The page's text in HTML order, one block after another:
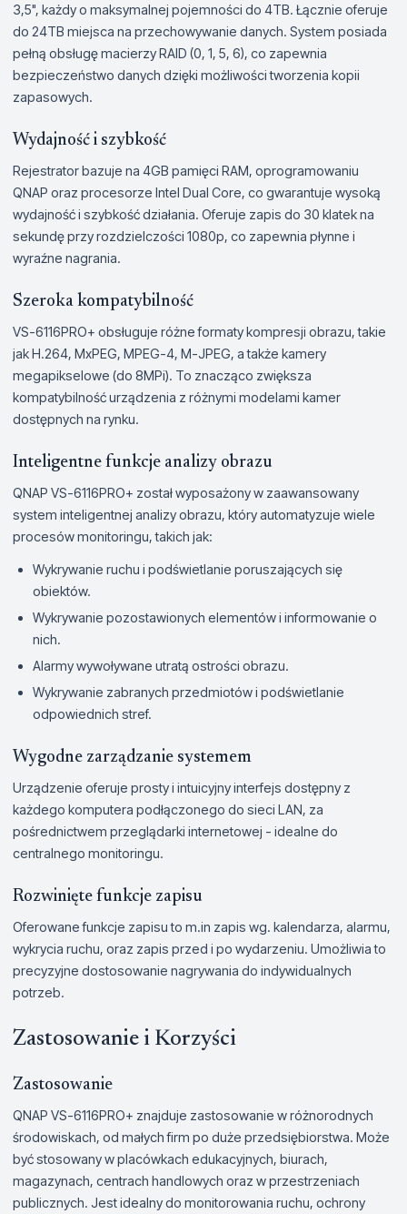
3,5", każdy o maksymalnej pojemności do 4TB. Łącznie oferuje
do 24TB miejsca na przechowywanie danych. System posiada
pełną obsługę macierzy RAID (0, 1, 5, 6), co zapewnia
bezpieczeństwo danych dzięki możliwości tworzenia kopii
zapasowych.
Wydajność i szybkość
Rejestrator bazuje na 4GB pamięci RAM, oprogramowaniu
QNAP oraz procesorze Intel Dual Core, co gwarantuje wysoką
wydajność i szybkość działania. Oferuje zapis do 30 klatek na
sekundę przy rozdzielczości 1080p, co zapewnia płynne i
wyraźne nagrania.
Szeroka kompatybilność
VS-6116PRO+ obsługuje różne formaty kompresji obrazu, takie
jak H.264, MxPEG, MPEG-4, M-JPEG, a także kamery
megapikselowe (do 8MPi). To znacząco zwiększa
kompatybilność urządzenia z różnymi modelami kamer
dostępnych na rynku.
Inteligentne funkcje analizy obrazu
QNAP VS-6116PRO+ został wyposażony w zaawansowany
system inteligentnej analizy obrazu, który automatyzuje wiele
procesów monitoringu, takich jak:
Wykrywanie ruchu i podświetlanie poruszających się
obiektów.
Wykrywanie pozostawionych elementów i informowanie o
nich.
Alarmy wywoływane utratą ostrości obrazu.
Wykrywanie zabranych przedmiotów i podświetlanie
odpowiednich stref.
Wygodne zarządzanie systemem
Urządzenie oferuje prosty i intuicyjny interfejs dostępny z
każdego komputera podłączonego do sieci LAN, za
pośrednictwem przeglądarki internetowej - idealne do
centralnego monitoringu.
Rozwinięte funkcje zapisu
Oferowane funkcje zapisu to m.in zapis wg. kalendarza, alarmu,
wykrycia ruchu, oraz zapis przed i po wydarzeniu. Umożliwia to
precyzyjne dostosowanie nagrywania do indywidualnych
potrzeb.
Zastosowanie i Korzyści
Zastosowanie
QNAP VS-6116PRO+ znajduje zastosowanie w różnorodnych
środowiskach, od małych firm po duże przedsiębiorstwa. Może
być stosowany w placówkach edukacyjnych, biurach,
magazynach, centrach handlowych oraz w przestrzeniach
publicznych. Jest idealny do monitorowania ruchu, ochrony